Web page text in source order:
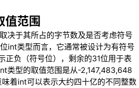
值范围
决于其所占的字节数及是否考虑符号
int类型而言，它通常被设计为有符号
正负（符号位），剩余的31位用于表
类型的取值范围是从-2,147,483,648
着int可以表示大约四十亿的不同整数